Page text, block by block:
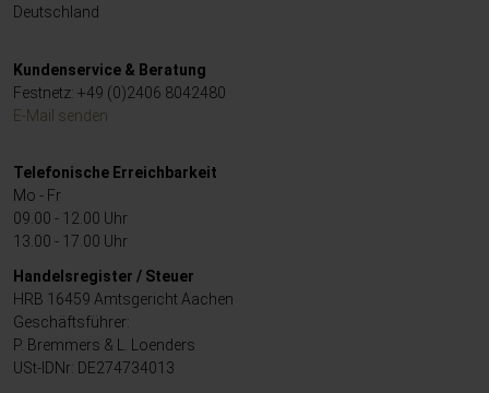
Deutschland
Kundenservice & Beratung
Festnetz: +49 (0)2406 8042480
E-Mail senden
Telefonische Erreichbarkeit
Mo - Fr
09.00 - 12.00 Uhr
13.00 - 17.00 Uhr
Handelsregister / Steuer
HRB 16459 Amtsgericht Aachen
Geschäftsführer:
P. Bremmers & L. Loenders
USt-IDNr: DE274734013